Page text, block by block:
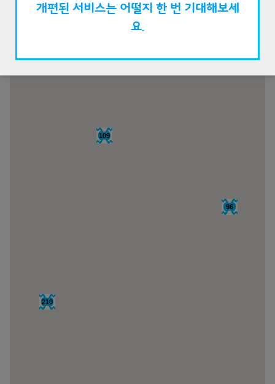
96
109
210
개편된 서비스는 어떨지 한 번 기대해보세
요.